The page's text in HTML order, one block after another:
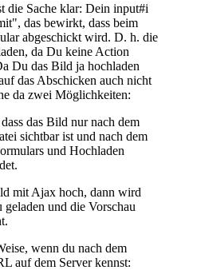
die Sache klar: Dein input#i
das bewirkt, dass beim
abgeschickt wird. D. h. die
da Du keine Action
Du das Bild ja hochladen
das Abschicken auch nicht
da zwei Möglichkeiten:
das Bild nur nach dem
sichtbar ist und nach dem
und Hochladen
mit Ajax hoch, dann wird
geladen und die Vorschau
wenn du nach dem
auf dem Server kennst: